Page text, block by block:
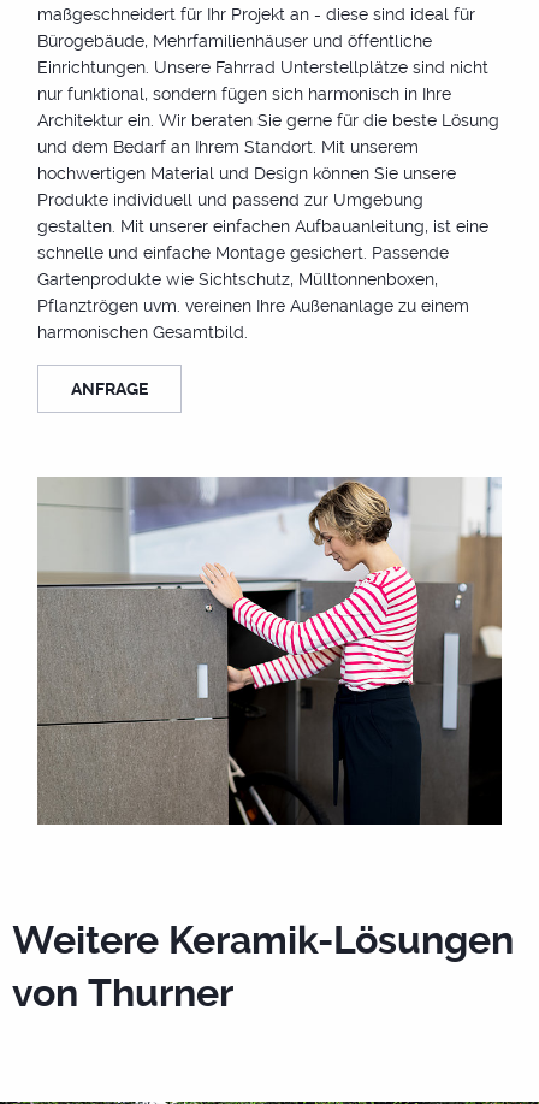
maßgeschneidert für Ihr Projekt an - diese sind ideal für
Bürogebäude, Mehrfamilienhäuser und öffentliche
Einrichtungen. Unsere Fahrrad Unterstellplätze sind nicht
nur funktional, sondern fügen sich harmonisch in Ihre
Architektur ein. Wir beraten Sie gerne für die beste Lösung
und dem Bedarf an Ihrem Standort. Mit unserem
hochwertigen Material und Design können Sie unsere
Produkte individuell und passend zur Umgebung
gestalten. Mit unserer einfachen Aufbauanleitung, ist eine
schnelle und einfache Montage gesichert. Passende
Gartenprodukte wie Sichtschutz, Mülltonnenboxen,
Pflanztrögen uvm. vereinen Ihre Außenanlage zu einem
harmonischen Gesamtbild.
ANFRAGE
Weitere Keramik-Lösungen
von Thurner